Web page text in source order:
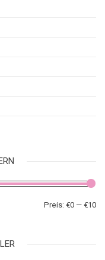
Preis: €0 — €10